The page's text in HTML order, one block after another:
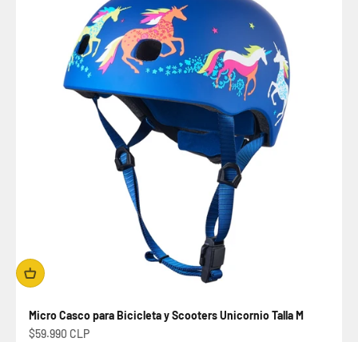
Micro Casco para Bicicleta y Scooters Unicornio Talla M
Precio de oferta
$59.990 CLP